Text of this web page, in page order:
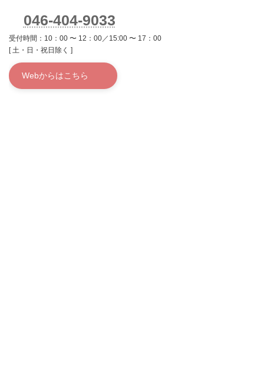
046-404-9033
受付時間：10：00 〜 12：00／15:00 〜 17：00
[ 土・日・祝日除く ]
Webからはこちら